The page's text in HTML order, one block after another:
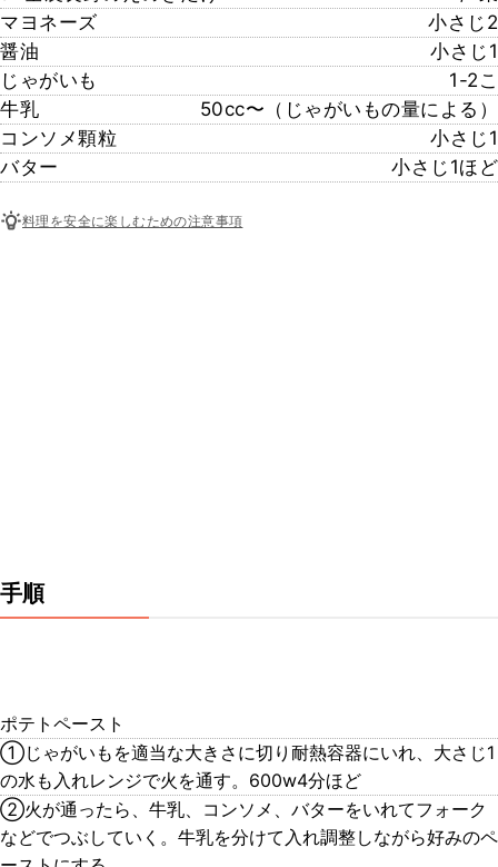
マヨネーズ
小さじ2
醤油
小さじ1
じゃがいも
1-2こ
牛乳
50cc〜（じゃがいもの量による）
コンソメ顆粒
小さじ1
バター
小さじ1ほど
料理を安全に楽しむための注意事項
手順
ポテトペースト
①じゃがいもを適当な大きさに切り耐熱容器にいれ、大さじ1
の水も入れレンジで火を通す。600w4分ほど
②火が通ったら、牛乳、コンソメ、バターをいれてフォーク
などでつぶしていく。牛乳を分けて入れ調整しながら好みのペ